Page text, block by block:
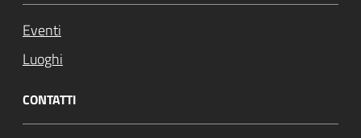
Eventi
Luoghi
CONTATTI